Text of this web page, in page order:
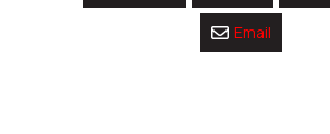
Email